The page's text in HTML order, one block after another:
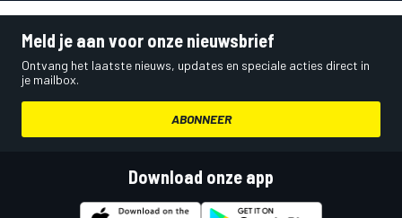
Meld je aan voor onze nieuwsbrief
Ontvang het laatste nieuws, updates en speciale acties direct in
je mailbox.
ABONNEER
Download onze app